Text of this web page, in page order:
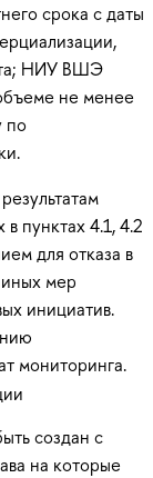
срока с даты
НИУ ВШЭ
не менее
по
пунктах 4.1, 4.2
для отказа в
мер
инициатив.
мониторинга.
создан с
на которые